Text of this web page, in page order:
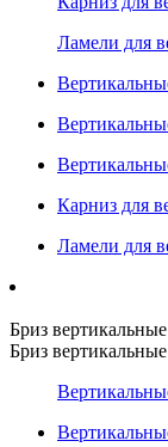
Ламели для
Карниз для
Ламели для
Бриз вертикальные
Бриз вертикальные